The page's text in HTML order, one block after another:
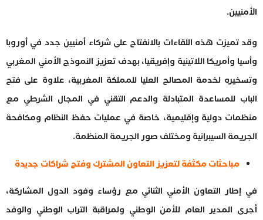
الأمنيين.
وقد تميزت هذه اللقاءات بالانفتاح على شركاء أمنيين جدد في أوروبا
وأسيا وأمريكا اللاتينية وإفريقيا، بهدف تعزيز النموذج الأمني المغربي
وتسخيره لخدمة المصالح العليا للمملكة المغربية، علاوة على فتح
الباب للمساعدة المتبادلة والدعم التقني في المجال الشرطي مع
منظمات دولية وإقليمية، خاصة في عمليات حفظ النظام ومكافحة
الجريمة السيبرانية ومختلف صور الجريمة المنظمة.
مباحثات مكثفة لتعزيز التعاون المشترك وفتح شراكات جديدة
في إطار التعاون الأمني الثنائي مع رؤساء وفود الدول المشاركة،
أجرى المدير العام للأمن الوطني ولمراقبة التراب الوطني والوفد